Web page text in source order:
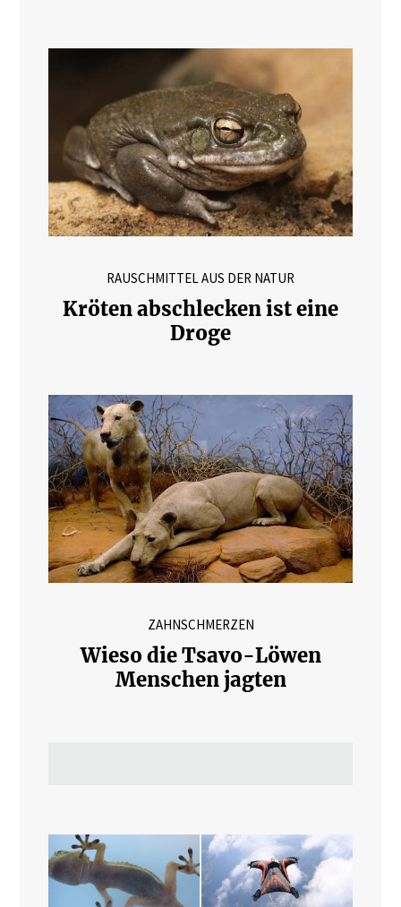
RAUSCHMITTEL AUS DER NATUR
Kröten abschlecken ist eine
Droge
ZAHNSCHMERZEN
Wieso die Tsavo-Löwen
Menschen jagten